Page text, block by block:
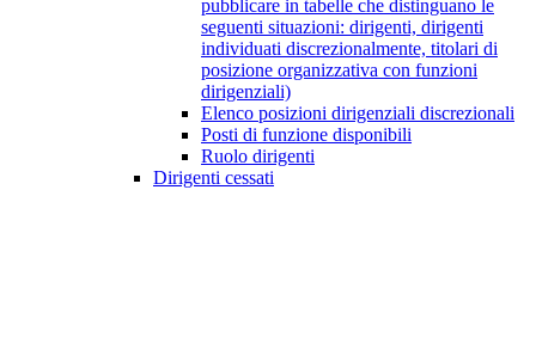
pubblicare in tabelle che distinguano le
seguenti situazioni: dirigenti, dirigenti
individuati discrezionalmente, titolari di
posizione organizzativa con funzioni
dirigenziali)
Elenco posizioni dirigenziali discrezionali
Posti di funzione disponibili
Ruolo dirigenti
Dirigenti cessati